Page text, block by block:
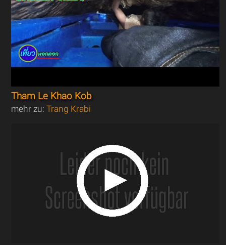
Tham Le Khao Kob
mehr zu:Trang Krabi